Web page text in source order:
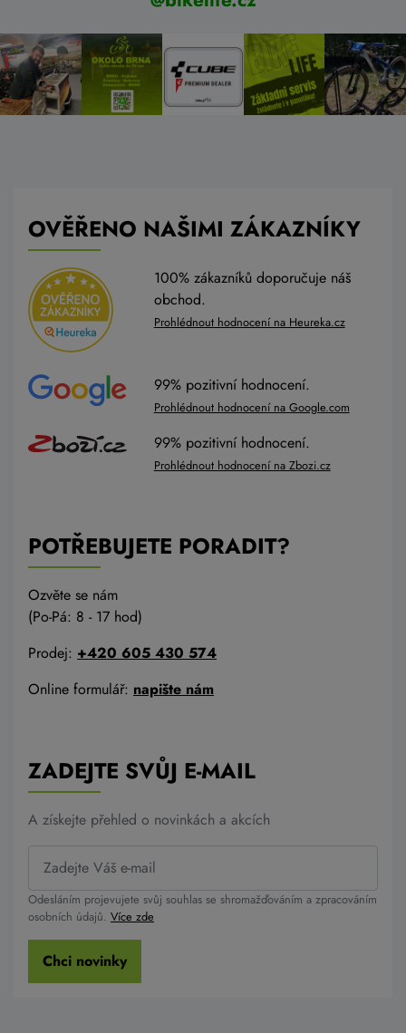
OVĚŘENO NAŠIMI ZÁKAZNÍKY
100% zákazníků doporučuje náš
obchod.
Prohlédnout hodnocení na Heureka.cz
99% pozitivní hodnocení.
Prohlédnout hodnocení na Google.com
99% pozitivní hodnocení.
Prohlédnout hodnocení na Zbozi.cz
POTŘEBUJETE PORADIT?
Ozvěte se nám
(Po-Pá: 8 - 17 hod)
Prodej: +420 605 430 574
Online formulář: napište nám
ZADEJTE SVŮJ E-MAIL
A získejte přehled o novinkách a akcích
Odesláním projevujete svůj souhlas se shromažďováním a zpracováním
osobních údajů. Více zde
Chci novinky